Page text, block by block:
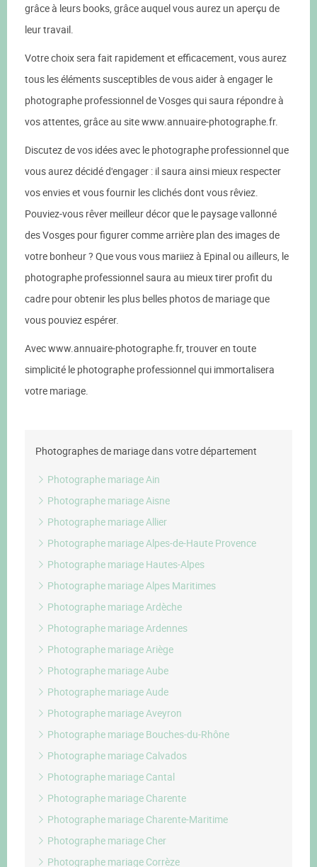
grâce à leurs books, grâce auquel vous aurez un aperçu de
leur travail.
Votre choix sera fait rapidement et efficacement, vous aurez
tous les éléments susceptibles de vous aider à engager le
photographe professionnel de Vosges qui saura répondre à
vos attentes, grâce au site www.annuaire-photographe.fr.
Discutez de vos idées avec le photographe professionnel que
vous aurez décidé d'engager : il saura ainsi mieux respecter
vos envies et vous fournir les clichés dont vous rêviez.
Pouviez-vous rêver meilleur décor que le paysage vallonné
des Vosges pour figurer comme arrière plan des images de
votre bonheur ? Que vous vous mariiez à Epinal ou ailleurs, le
photographe professionnel saura au mieux tirer profit du
cadre pour obtenir les plus belles photos de mariage que
vous pouviez espérer.
Avec www.annuaire-photographe.fr, trouver en toute
simplicité le photographe professionnel qui immortalisera
votre mariage.
Photographes de mariage dans votre département
Photographe mariage Ain
Photographe mariage Aisne
Photographe mariage Allier
Photographe mariage Alpes-de-Haute Provence
Photographe mariage Hautes-Alpes
Photographe mariage Alpes Maritimes
Photographe mariage Ardèche
Photographe mariage Ardennes
Photographe mariage Ariège
Photographe mariage Aube
Photographe mariage Aude
Photographe mariage Aveyron
Photographe mariage Bouches-du-Rhône
Photographe mariage Calvados
Photographe mariage Cantal
Photographe mariage Charente
Photographe mariage Charente-Maritime
Photographe mariage Cher
Photographe mariage Corrèze